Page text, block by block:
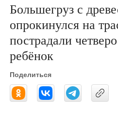
Большегруз с
опрокинулся на
пострадали
ребёнок
Поделиться